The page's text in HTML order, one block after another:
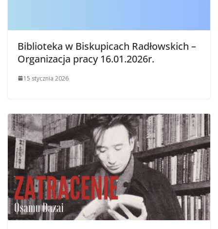
Biblioteka w Biskupicach Radłowskich –
Organizacja pracy 16.01.2026r.
15 stycznia 2026